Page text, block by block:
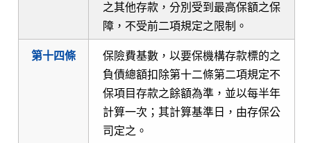
之其他存款，分別受到最高保額之保
障，不受前二項規定之限制。
第十四條
保險費基數，以要保機構存款標的之
負債總額扣除第十二條第二項規定不
保項目存款之餘額為準，並以每半年
計算一次；其計算基準日，由存保公
司定之。